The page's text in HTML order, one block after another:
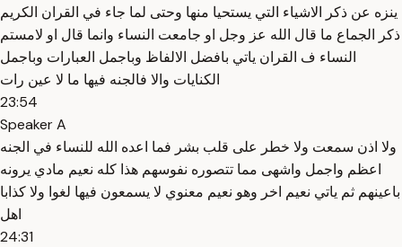
ينزه عن ذكر الاشياء التي يستحيا منها وحتى لما جاء في القران الكريم
ذكر الجماع ما قال الله عز وجل او جامعت النساء وانما قال او لامستم
النساء ف القران ياتي بافضل الالفاظ وباجمل العبارات وباجمل
الكنايات والا فالجنه فيها ما لا عين رات
23:54
Speaker A
ولا اذن سمعت ولا خطر على قلب بشر فما اعده الله للنساء في الجنه
اعظم واجمل واشهى مما تتصوره نفوسهم هذا كله نعيم مادي يرونه
باعينهم ثم ياتي نعيم اخر وهو نعيم معنوي لا يسمعون فيها لغوا ولا كذابا
اهل
24:31